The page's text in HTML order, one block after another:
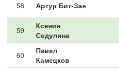
58 Артур Бит-Зая
59
Ксения
Седулина
60
Павел
Камецков